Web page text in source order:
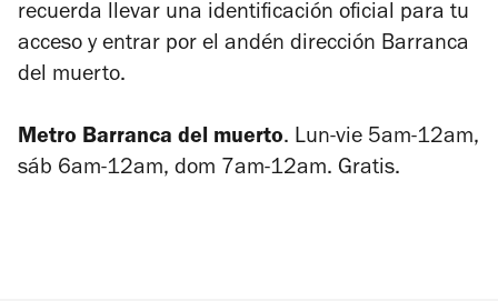
recuerda llevar una identificación oficial para tu
acceso y entrar por el andén dirección Barranca
del muerto.
Metro Barranca del muerto. Lun-vie 5am-12am,
sáb 6am-12am, dom 7am-12am. Gratis.